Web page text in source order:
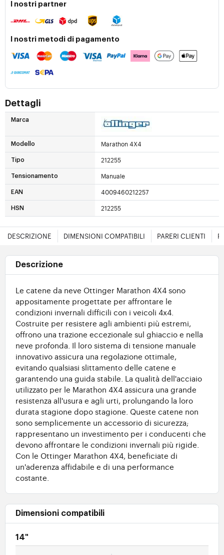
I nostri partner
I nostri metodi di pagamento
Dettagli
Marca
Modello Marathon 4X4
Tipo 212255
Tensionamento Manuale
EAN 4009460212257
HSN 212255
DESCRIZIONE DIMENSIONI COMPATIBILI PARERI CLIENTI
Descrizione
Le catene da neve Ottinger Marathon 4X4 sono
appositamente progettate per affrontare le
condizioni invernali difficili con i veicoli 4x4.
Costruite per resistere agli ambienti più estremi,
offrono una trazione eccezionale sul ghiaccio e nella
neve profonda. Il loro sistema di tensione manuale
innovativo assicura una regolazione ottimale,
evitando qualsiasi slittamento delle catene e
garantendo una guida stabile. La qualità dell'acciaio
utilizzato per le Marathon 4X4 assicura una grande
resistenza all'usura e agli urti, prolungando la loro
durata stagione dopo stagione. Queste catene non
sono semplicemente un accessorio di sicurezza;
rappresentano un investimento per i conducenti che
devono affrontare le condizioni invernali più rigide.
Con le Ottinger Marathon 4X4, beneficiate di
un'aderenza affidabile e di una performance
costante.
Dimensioni compatibili
14"